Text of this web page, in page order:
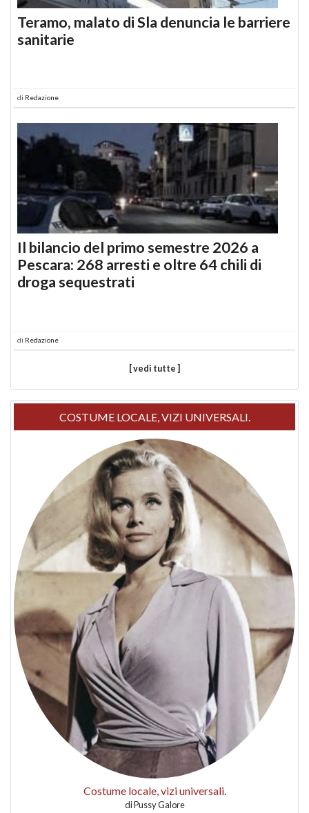
Teramo, malato di Sla denuncia le barriere
sanitarie
di Redazione
Il bilancio del primo semestre 2026 a
Pescara: 268 arresti e oltre 64 chili di
droga sequestrati
di Redazione
[ vedi tutte ]
COSTUME LOCALE, VIZI UNIVERSALI.
Costume locale, vizi universali.
diPussy Galore